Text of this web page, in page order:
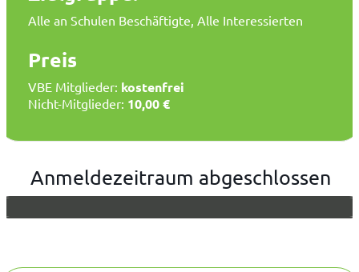
Alle an Schulen Beschäftigte, Alle Interessierten
Preis
VBE Mitglieder: kostenfrei
Nicht-Mitglieder: 10,00 €
Anmeldezeitraum abgeschlossen